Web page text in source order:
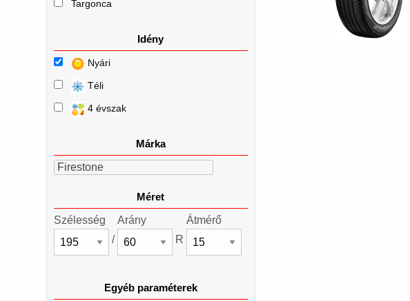
Targonca
Idény
Nyári
Téli
4 évszak
Márka
Firestone
Méret
Szélesség
/
Arány
R
Átmérő
Egyéb paraméterek